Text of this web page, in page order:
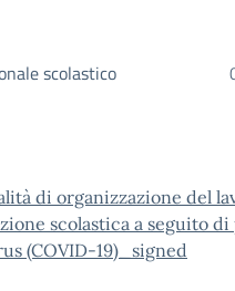
scolastico
di organizzazione del
scolastica a seguito
(COVID-19)_signed